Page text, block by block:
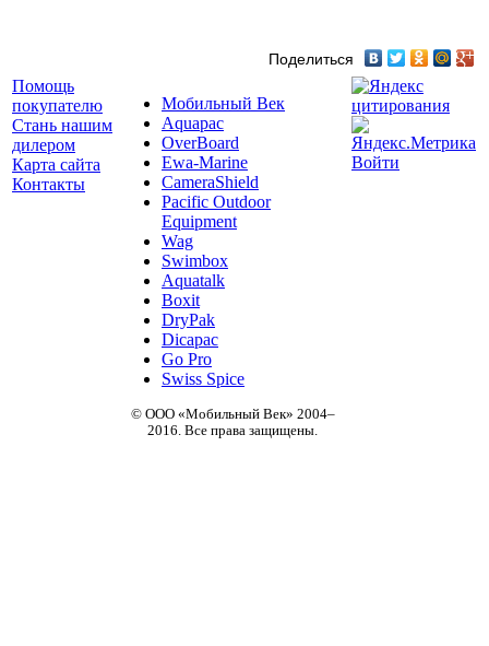
Поделиться
Помощь
покупателю
Стань нашим
дилером
Карта сайта
Контакты
Мобильный Век
Aquapac
OverBoard
Ewa-Marine
CameraShield
Pacific Outdoor
Equipment
Wag
Swimbox
Aquatalk
Boxit
DryPak
Dicapac
Go Pro
Swiss Spice
© ООО «Мобильный Век» 2004–
2016. Все права защищены.
Войти